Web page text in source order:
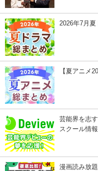
2026年7月
【夏アニメ
芸能界を志
スクール情
漫画読み放